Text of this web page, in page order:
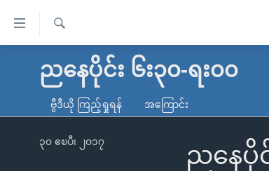
လွယ်ကူ
သည့်
မူလစာမျက်နှာ
ကမ္ဘာ့သတင်းများ
နိုင်ငံတကာ
ရ
လာ
ညနေပိုင်း ၆း၃၀-ရး၀၀
ဗွီဒီယို ကြည့်ရှုရန် အကြောင်း
ညနေပို
၃၀ ဧၿပီ၊ ၂၀၁၇